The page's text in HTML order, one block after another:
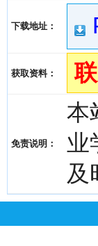
下载地址：
获取资料：
免责说明：
本
业
及